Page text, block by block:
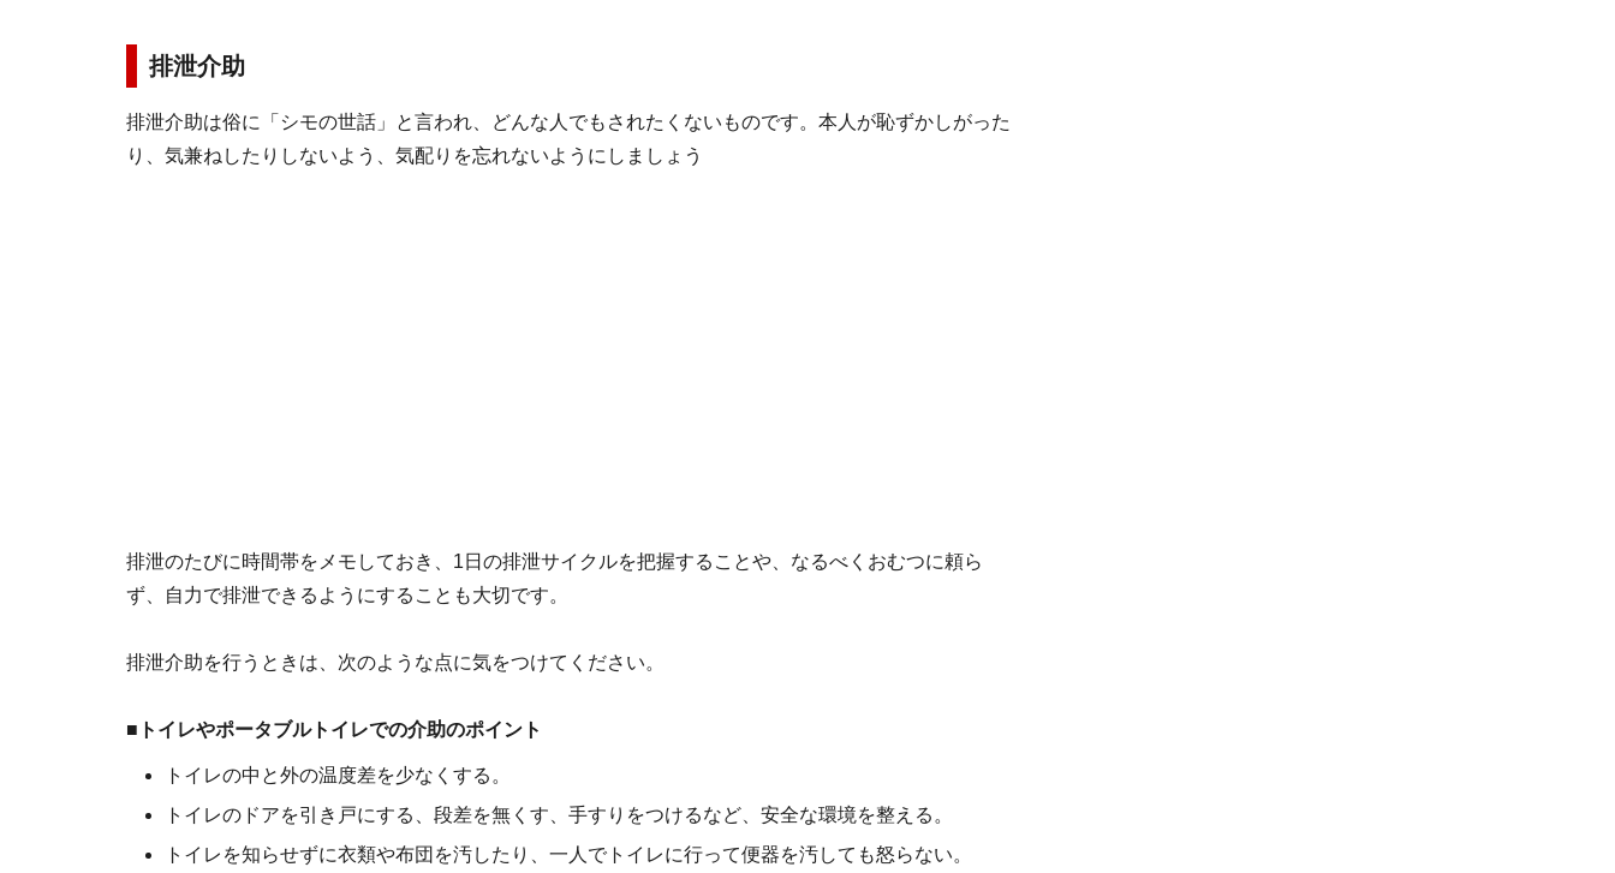
排泄介助
排泄介助は俗に「シモの世話」と言われ、どんな人でもされたくないものです。本人が恥ずかしがった
り、気兼ねしたりしないよう、気配りを忘れないようにしましょう
排泄のたびに時間帯をメモしておき、1日の排泄サイクルを把握することや、なるべくおむつに頼ら
ず、自力で排泄できるようにすることも大切です。
排泄介助を行うときは、次のような点に気をつけてください。
■トイレやポータブルトイレでの介助のポイント
トイレの中と外の温度差を少なくする。
トイレのドアを引き戸にする、段差を無くす、手すりをつけるなど、安全な環境を整える。
トイレを知らせずに衣類や布団を汚したり、一人でトイレに行って便器を汚しても怒らない。